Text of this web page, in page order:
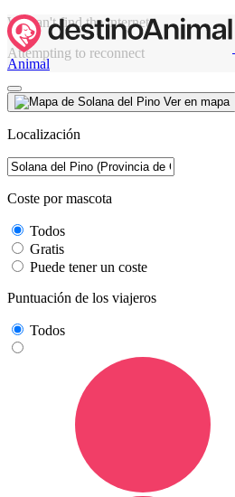
Animal
We can't find the internet
Attempting to reconnect
Ver en mapa
Localización
Coste por mascota
Todos
Gratis
Puede tener un coste
Puntuación de los viajeros
Todos